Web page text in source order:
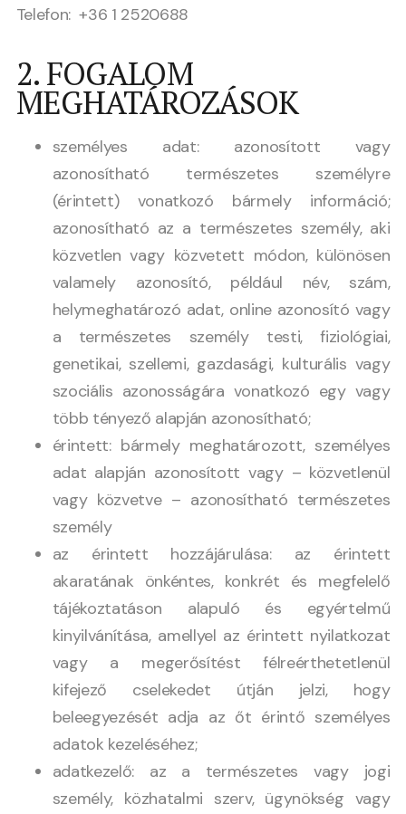
Telefon: +36 1 2520688
2. FOGALOM
MEGHATÁROZÁSOK
személyes adat: azonosított vagy
azonosítható természetes személyre
(érintett) vonatkozó bármely információ;
azonosítható az a természetes személy, aki
közvetlen vagy közvetett módon, különösen
valamely azonosító, például név, szám,
helymeghatározó adat, online azonosító vagy
a természetes személy testi, fiziológiai,
genetikai, szellemi, gazdasági, kulturális vagy
szociális azonosságára vonatkozó egy vagy
több tényező alapján azonosítható;
érintett: bármely meghatározott, személyes
adat alapján azonosított vagy – közvetlenül
vagy közvetve – azonosítható természetes
személy
az érintett hozzájárulása: az érintett
akaratának önkéntes, konkrét és megfelelő
tájékoztatáson alapuló és egyértelmű
kinyilvánítása, amellyel az érintett nyilatkozat
vagy a megerősítést félreérthetetlenül
kifejező cselekedet útján jelzi, hogy
beleegyezését adja az őt érintő személyes
adatok kezeléséhez;
adatkezelő: az a természetes vagy jogi
személy, közhatalmi szerv, ügynökség vagy